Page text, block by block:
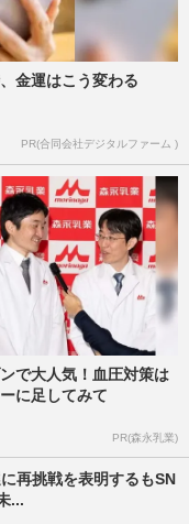
金運はこう変わる
PR(合同会社デジタルファーム )
で大人気！血圧対策は
に足してみて
PR(森永乳業)
再挑戦を表明するもSN
...